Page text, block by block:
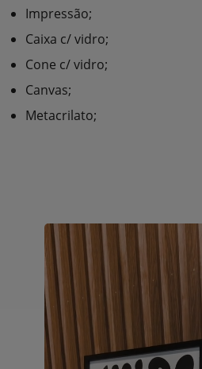
Impressão;
Caixa c/ vidro;
Cone c/ vidro;
Canvas;
Metacrilato;